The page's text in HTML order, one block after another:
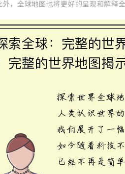
外，全球地图也将更好的呈现和解释